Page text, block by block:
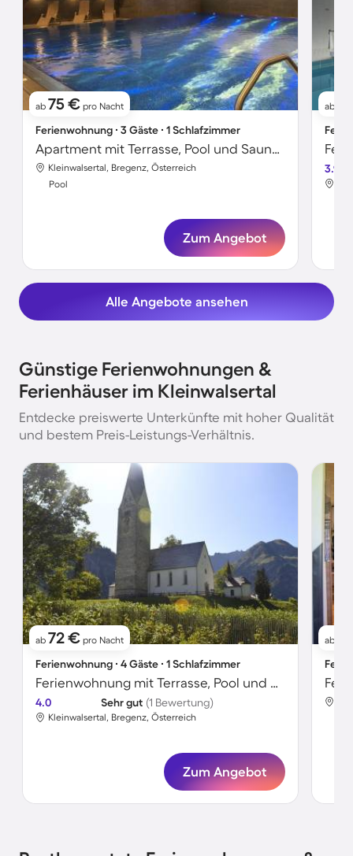
ab 75 € pro Nacht
Ferienwohnung ∙ 3 Gäste ∙ 1 Schlafzimmer
Apartment mit Terrasse, Pool und Sauna | Bergblick | Nah am Skifahren
Kleinwalsertal, Bregenz, Österreich
Pool
Zum Angebot
ab
3.9
Alle Angebote ansehen
Günstige Ferienwohnungen &
Ferienhäuser im Kleinwalsertal
Entdecke preiswerte Unterkünfte mit hoher Qualität
und bestem Preis-Leistungs-Verhältnis.
ab 72 € pro Nacht
Ferienwohnung ∙ 4 Gäste ∙ 1 Schlafzimmer
Ferienwohnung mit Terrasse, Pool und Sauna | Bergblick | Nah am Skifahren
4.0 Sehr gut (1 Bewertung)
Kleinwalsertal, Bregenz, Österreich
Zum Angebot
ab